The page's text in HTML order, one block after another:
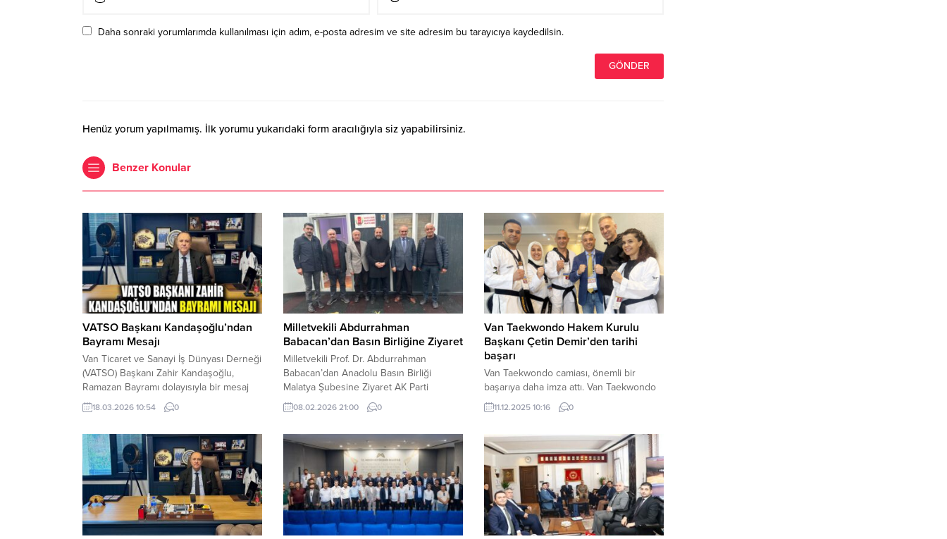
Daha sonraki yorumlarımda kullanılması için adım, e-posta adresim ve site adresim bu tarayıcıya kaydedilsin.
Henüz yorum yapılmamış. İlk yorumu yukarıdaki form aracılığıyla siz yapabilirsiniz.
Benzer Konular
VATSO Başkanı Kandaşoğlu’ndan
Bayramı Mesajı
Van Ticaret ve Sanayi İş Dünyası Derneği
(VATSO) Başkanı Zahir Kandaşoğlu,
Ramazan Bayramı dolayısıyla bir mesaj
yayımladı. Van Ticaret ve Sanayi İş
Dünyası Derneği (VATSO) Başkanı Zahir
beraberlik ve kardeşlik duygularının en
güçlü şekilde hissedildiği müstesna
günler olduğunu belirterek, tüm İslam
âleminin Ramazan Bayramı’nı kutladı.
Dünyanın...
18.03.2026 10:54 0
Milletvekili Abdurrahman
Babacan’dan Basın Birliğine Ziyaret
Milletvekili Prof. Dr. Abdurrahman
Babacan’dan Anadolu Basın Birliği
Malatya Şubesine Ziyaret AK Parti
Malatya Milletvekili Prof. Dr. Abdurrahman
Babacan, 6 Şubat depremlerinin 3. yıl
düzenlenen anma programlarına katılmak
üzere geldiği kentte Anadolu Basın Birliği
Malatya Şubesini ziyaret etti. Ziyarette, 6
Şubat depremleri öncesi ve sonrası
Malatya’nın durumu,...
08.02.2026 21:00 0
Van Taekwondo Hakem Kurulu
Başkanı Çetin Demir’den tarihi
başarı
Van Taekwondo camiası, önemli bir
başarıya daha imza attı. Van Taekwondo
Hakem Kurulu Başkanı Çetin Demir, 13-17
Kasım 2025 tarihleri arasında Güney
düzenlenen 139. World Taekwondo
Uluslararası Kyorugi Hakemlik Seminerini
resmi sonuçlara göre başarıyla
tamamladı. Açıklanan sonuçlarla birlikte
Taekwondo Hakem Kurulu Başkanı Çetin
Demir, Van...
11.12.2025 10:16 0